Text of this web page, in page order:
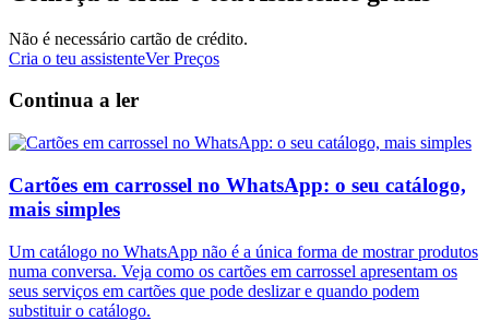
Não é necessário cartão de crédito.
Cria o teu assistenteVer Preços
Continua a ler
Cartões em carrossel no WhatsApp: o seu catálogo,
mais simples
Um catálogo no WhatsApp não é a única forma de mostrar produtos
numa conversa. Veja como os cartões em carrossel apresentam os
seus serviços em cartões que pode deslizar e quando podem
substituir o catálogo.